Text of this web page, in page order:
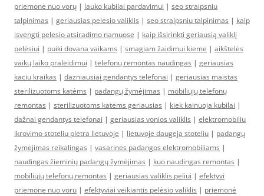
priemonė nuo vorų | lauko kubilai pardavimui | seo straipsniu
talpinimas | geriausias pelėsio valiklis | seo straipsniu talpinimas | kaip
isvengti pelesio atsiradimo namuose | kaip išsirinkti geriausią valiklį
pelėsiui | puiki dovana vaikams | smagiam žaidimui kieme | aikštelės
vaikų laiko praleidimui | telefonų remontas naudingas | geriausias
kaciu kraikas | dazniausiai gendantys telefonai | geriausias maistas
sterilizuotoms katėms | padangų žymėjimas | mobiliųjų telefonų
remontas | sterilizuotoms katėms geriausias | kiek kainuoja kubilai |
dažnai gendantys telefonai | geriausias vonios valiklis | elektromobiliu
ikrovimo stoteliu pletra lietuvoje | lietuvoje daugeja stoteliu | padangų
žymėjimas reikalingas | vasarinės padangos elektromobiliams |
naudingas žieminių padangų žymėjimas | kuo naudingas remontas |
mobiliųjų telefonų remontas | geriausias valiklis peliui | efektyvi
priemone nuo voru | efektyviai veikiantis pelėsio valiklis | priemonė